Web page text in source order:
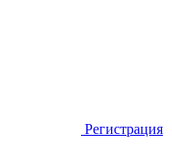
Регистрация